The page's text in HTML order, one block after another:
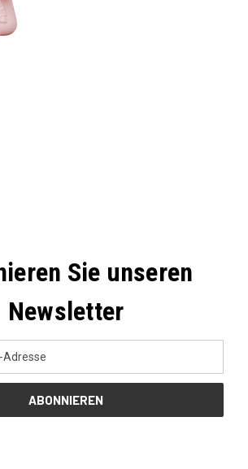
Sie unseren
Newsletter